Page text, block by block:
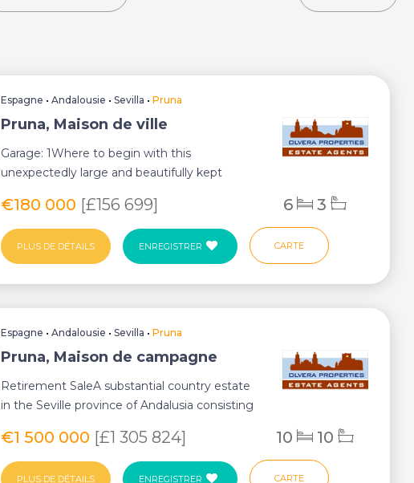
Espagne •Andalousie •Sevilla •Pruna
Pruna, Maison de ville
Garage: 1Where to begin with this
unexpectedly large and beautifully kept
€180 000 [£156 699] 6 3
PLUS DE DÉTAILS ENREGISTRER CARTE
Espagne •Andalousie •Sevilla •Pruna
Pruna, Maison de campagne
Retirement SaleA substantial country estate
in the Seville province of Andalusia consisting
€1 500 000 [£1 305 824] 10 10
PLUS DE DÉTAILS ENREGISTRER CARTE